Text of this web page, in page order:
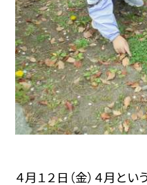
４月１２日（金）４月と